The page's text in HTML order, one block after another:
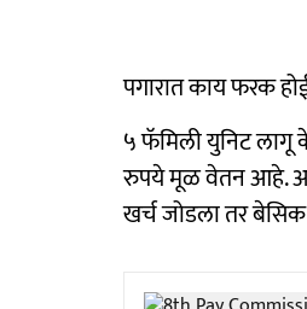
पगारात काय फरक
५ फॅमिली युनिट लागू
रुपये मूळ वेतन आहे.
खर्च जोडला तर